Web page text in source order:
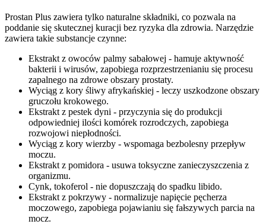
Prostan Plus zawiera tylko naturalne składniki, co pozwala na
poddanie się skutecznej kuracji bez ryzyka dla zdrowia. Narzędzie
zawiera takie substancje czynne:
Ekstrakt z owoców palmy sabałowej - hamuje aktywność
bakterii i wirusów, zapobiega rozprzestrzenianiu się procesu
zapalnego na zdrowe obszary prostaty.
Wyciąg z kory śliwy afrykańskiej - leczy uszkodzone obszary
gruczołu krokowego.
Ekstrakt z pestek dyni - przyczynia się do produkcji
odpowiedniej ilości komórek rozrodczych, zapobiega
rozwojowi niepłodności.
Wyciąg z kory wierzby - wspomaga bezbolesny przepływ
moczu.
Ekstrakt z pomidora - usuwa toksyczne zanieczyszczenia z
organizmu.
Cynk, tokoferol - nie dopuszczają do spadku libido.
Ekstrakt z pokrzywy - normalizuje napięcie pęcherza
moczowego, zapobiega pojawianiu się fałszywych parcia na
mocz.